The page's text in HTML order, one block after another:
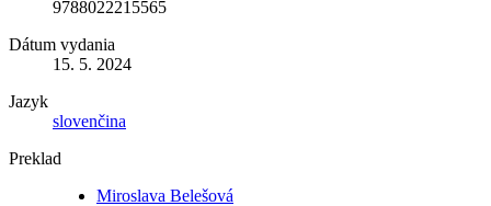
9788022215565
Dátum vydania
15. 5. 2024
Jazyk
slovenčina
Preklad
Miroslava Belešová